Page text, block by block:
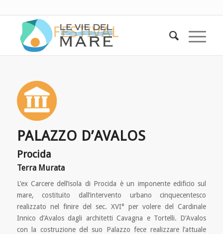
PALAZZO D’AVALOS
Procida
Terra Murata
L’ex Carcere dell’isola di Procida è un imponente edificio sul
mare, costituito dall’intervento urbano cinquecentesco
realizzato nel finire del sec. XVI° per volere del Cardinale
Innico d’Avalos dagli architetti Cavagna e Tortelli. D’Avalos
con la costruzione del suo Palazzo fece realizzare l’attuale